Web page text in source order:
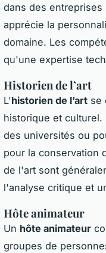
dans des
apprécie la
domaine. Les
qu'une expertise
Historien de l’art
L'historien de l’art se
historique et
des universités ou
pour la conservation
de l'art sont
l'analyse critique et
Hôte animateur
Un hôte animateur
groupes de